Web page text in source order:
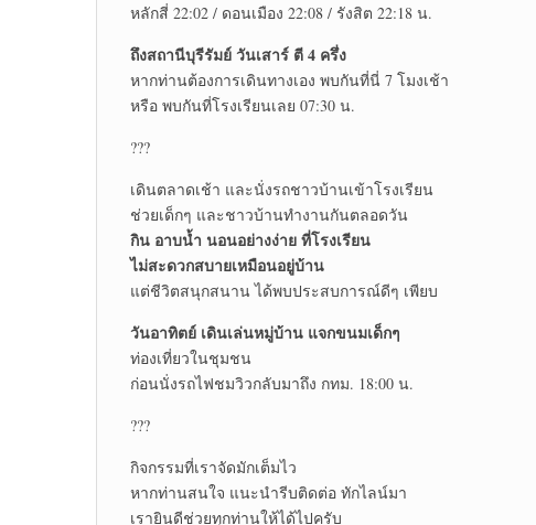
หลักสี่ 22:02 / ดอนเมือง 22:08 / รังสิต 22:18 น.
ถึงสถานีบุรีรัมย์ วันเสาร์ ตี 4 ครึ่ง
หากท่านต้องการเดินทางเอง พบกันที่นี่ 7 โมงเช้า
หรือ พบกันที่โรงเรียนเลย 07:30 น.
???
เดินตลาดเช้า และนั่งรถชาวบ้านเข้าโรงเรียน
ช่วยเด็กๆ และชาวบ้านทำงานกันตลอดวัน
กิน อาบน้ำ นอนอย่างง่าย ที่โรงเรียน
ไม่สะดวกสบายเหมือนอยู่บ้าน
แต่ชีวิตสนุกสนาน ได้พบประสบการณ์ดีๆ เพียบ
วันอาทิตย์ เดินเล่นหมู่บ้าน แจกขนมเด็กๆ
ท่องเที่ยวในชุมชน
ก่อนนั่งรถไฟชมวิวกลับมาถึง กทม. 18:00 น.
???
กิจกรรมที่เราจัดมักเต็มไว
หากท่านสนใจ แนะนำรีบติดต่อ ทักไลน์มา
เรายินดีช่วยทุกท่านให้ได้ไปครับ